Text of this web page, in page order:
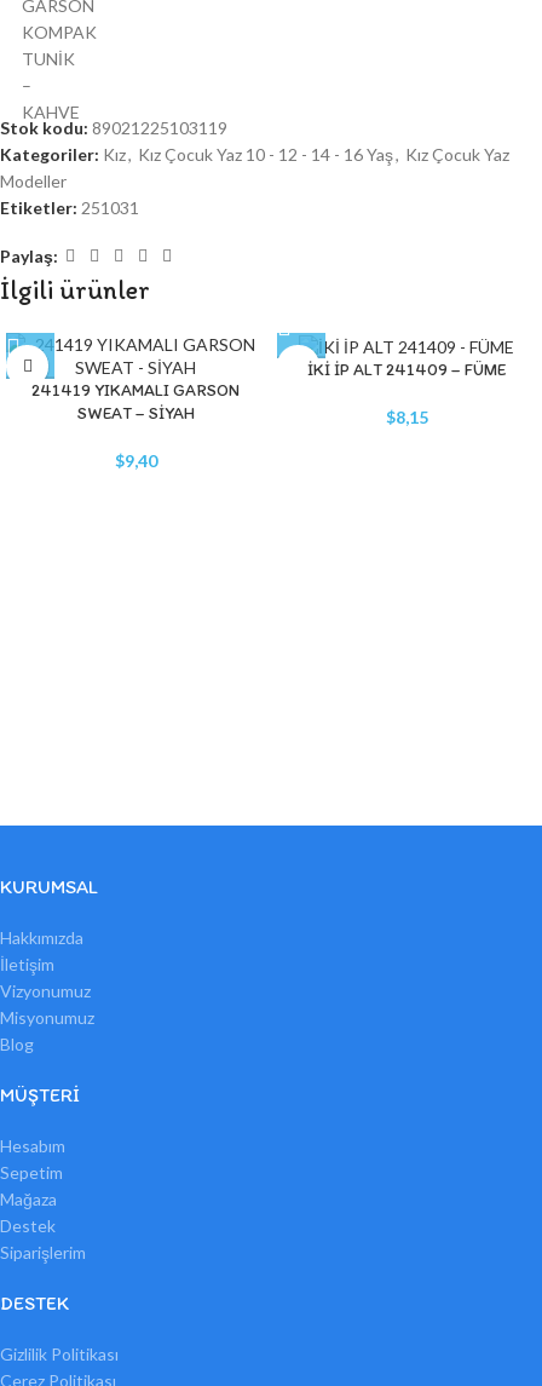
Stok kodu: 89021225103119
Kategoriler: Kız, Kız Çocuk Yaz 10 - 12 - 14 - 16 Yaş, Kız Çocuk Yaz
Modeller
Etiketler: 251031
Paylaş:
İlgili ürünler
241419 YIKAMALI GARSON
SWEAT – SİYAH
$9,40
İKİ İP ALT 241409 – FÜME
$8,15
KURUMSAL
Hakkımızda
İletişim
Vizyonumuz
Misyonumuz
Blog
MÜŞTERI
Hesabım
Sepetim
Mağaza
Destek
Siparişlerim
DESTEK
Gizlilik Politikası
Çerez Politikası